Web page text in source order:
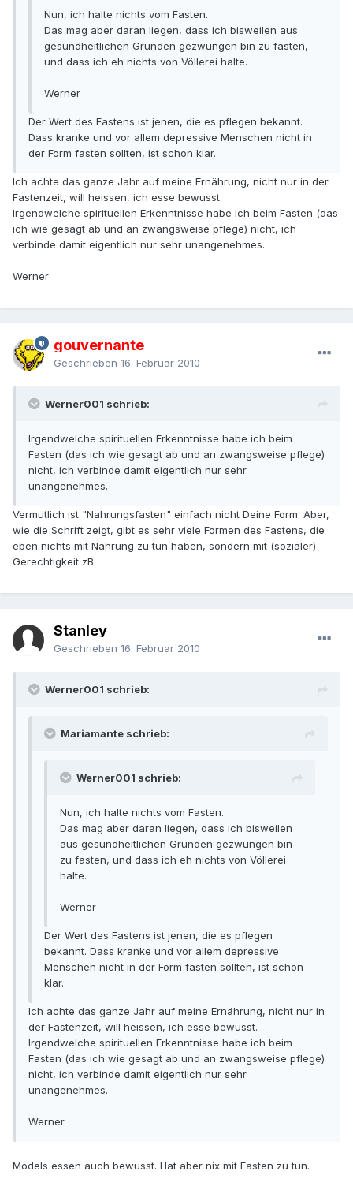
Nun, ich halte nichts vom Fasten.
Das mag aber daran liegen, dass ich bisweilen aus
gesundheitlichen Gründen gezwungen bin zu fasten,
und dass ich eh nichts von Völlerei halte.
Werner
Der Wert des Fastens ist jenen, die es pflegen bekannt.
Dass kranke und vor allem depressive Menschen nicht in
der Form fasten sollten, ist schon klar.
Ich achte das ganze Jahr auf meine Ernährung, nicht nur in der
Fastenzeit, will heissen, ich esse bewusst.
Irgendwelche spirituellen Erkenntnisse habe ich beim Fasten (das
ich wie gesagt ab und an zwangsweise pflege) nicht, ich
verbinde damit eigentlich nur sehr unangenehmes.
Werner
gouvernante
Geschrieben 16. Februar 2010
Werner001 schrieb:
Irgendwelche spirituellen Erkenntnisse habe ich beim
Fasten (das ich wie gesagt ab und an zwangsweise pflege)
nicht, ich verbinde damit eigentlich nur sehr
unangenehmes.
Vermutlich ist "Nahrungsfasten" einfach nicht Deine Form. Aber,
wie die Schrift zeigt, gibt es sehr viele Formen des Fastens, die
eben nichts mit Nahrung zu tun haben, sondern mit (sozialer)
Gerechtigkeit zB.
Stanley
Geschrieben 16. Februar 2010
Werner001 schrieb:
Mariamante schrieb:
Werner001 schrieb:
Nun, ich halte nichts vom Fasten.
Das mag aber daran liegen, dass ich bisweilen
aus gesundheitlichen Gründen gezwungen bin
zu fasten, und dass ich eh nichts von Völlerei
halte.
Werner
Der Wert des Fastens ist jenen, die es pflegen
bekannt. Dass kranke und vor allem depressive
Menschen nicht in der Form fasten sollten, ist schon
klar.
Ich achte das ganze Jahr auf meine Ernährung, nicht nur in
der Fastenzeit, will heissen, ich esse bewusst.
Irgendwelche spirituellen Erkenntnisse habe ich beim
Fasten (das ich wie gesagt ab und an zwangsweise pflege)
nicht, ich verbinde damit eigentlich nur sehr
unangenehmes.
Werner
Models essen auch bewusst. Hat aber nix mit Fasten zu tun.